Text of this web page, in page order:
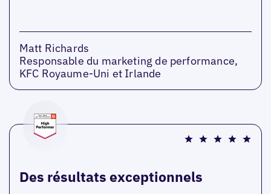
Matt Richards
Responsable du marketing de performance,
KFC Royaume-Uni et Irlande
Des résultats exceptionnels